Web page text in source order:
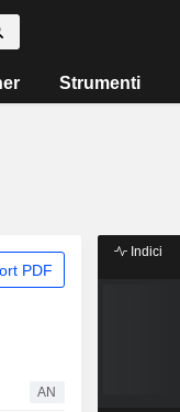
Strumenti
PDF
AN
Indici